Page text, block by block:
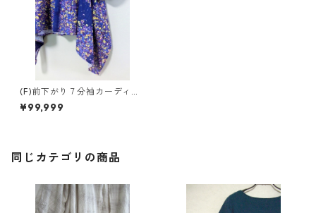
(F)前下がり７分袖カーディガ
ン
¥99,999
同じカテゴリの商品